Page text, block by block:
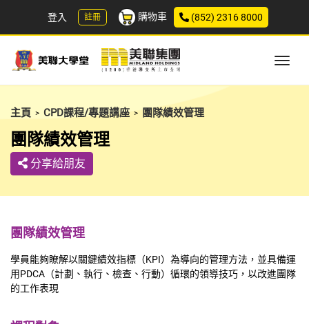
登入 註冊 購物車 (852) 2316 8000
主頁 > CPD課程/專題講座 > 團隊績效管理
團隊績效管理
分享給朋友
團隊績效管理
學員能夠瞭解以關鍵績效指標（KPI）為導向的管理方法，並具備運
用PDCA（計劃、執行、檢查、行動）循環的領導技巧，以改進團隊
的工作表現